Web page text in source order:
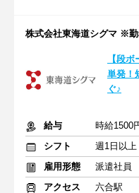
株式会社東海道シグマ ※
【段
単発！
ぐ♪
給与
時給1500
シフト
週1日以
雇用形態
派遣社員
アクセス
六合駅